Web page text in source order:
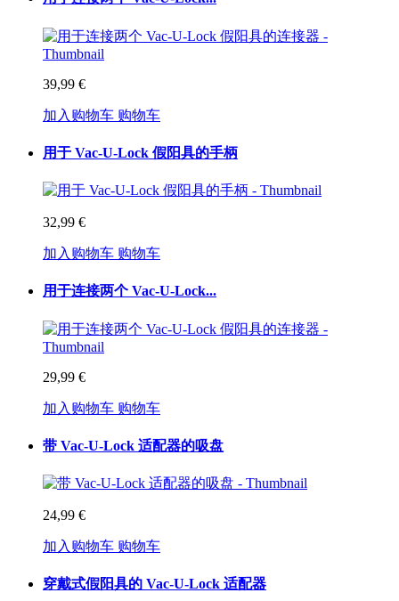
39,99 €
加入购物车 购物车
用于 Vac-U-Lock 假阳具的手柄
32,99 €
加入购物车 购物车
用于连接两个 Vac-U-Lock...
29,99 €
加入购物车 购物车
带 Vac-U-Lock 适配器的吸盘
24,99 €
加入购物车 购物车
穿戴式假阳具的 Vac-U-Lock 适配器